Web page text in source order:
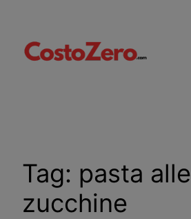
contenuto
Tag: pasta alle
zucchine